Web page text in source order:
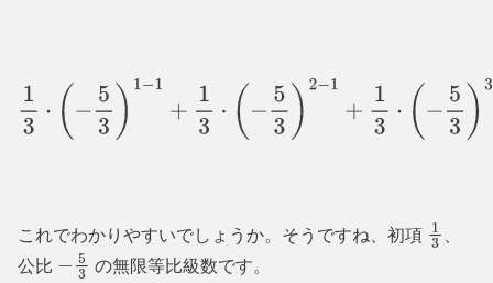
13 ( −5 3) 1− 1 (− 53) 2 −1 +13⋅ − 3−1+⋯ =1 3−59 +
これでわかりやすいでしょうか。そうですね、初項 13
公比 −53 の無限等比級数です。